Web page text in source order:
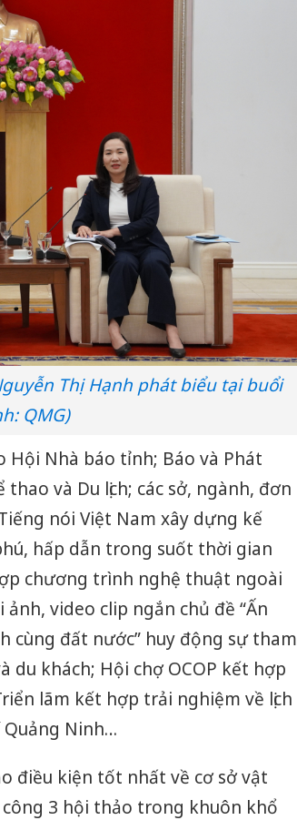
Thị Hạnh phát biểu tại buổi
QMG)
Hội Nhà báo tỉnh; Báo và Phát
và Du lịch; các sở, ngành, đơn
nói Việt Nam xây dựng kế
hấp dẫn trong suốt thời gian
chương trình nghệ thuật ngoài
video clip ngắn chủ đề “Ấn
cùng đất nước” huy động sự tham
du khách; Hội chợ OCOP kết hợp
lãm kết hợp trải nghiệm về lịch
Quảng Ninh…
điều kiện tốt nhất về cơ sở vật
3 hội thảo trong khuôn khổ